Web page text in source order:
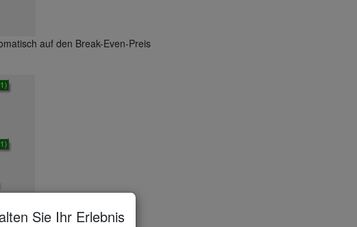
auf den Break-Even-Preis
Sie Ihr Erlebnis